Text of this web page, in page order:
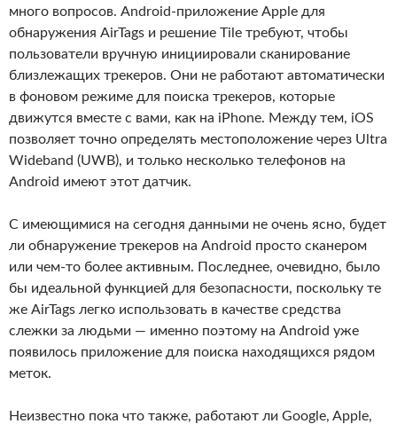
много вопросов. Android-приложение Apple для
обнаружения AirTags и решение Tile требуют, чтобы
пользователи вручную инициировали сканирование
близлежащих трекеров. Они не работают автоматически
в фоновом режиме для поиска трекеров, которые
движутся вместе с вами, как на iPhone. Между тем, iOS
позволяет точно определять местоположение через Ultra
Wideband (UWB), и только несколько телефонов на
Android имеют этот датчик.
С имеющимися на сегодня данными не очень ясно, будет
ли обнаружение трекеров на Android просто сканером
или чем-то более активным. Последнее, очевидно, было
бы идеальной функцией для безопасности, поскольку те
же AirTags легко использовать в качестве средства
слежки за людьми — именно поэтому на Android уже
появилось приложение для поиска находящихся рядом
меток.
Неизвестно пока что также, работают ли Google, Apple,